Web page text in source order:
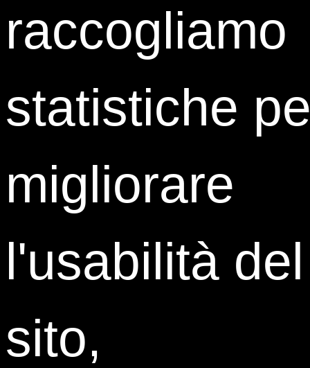
Global Strategic P&R Manager
Angelini Pharma
raccogliamo
statistiche
migliorare
l'usabilità del
sito,